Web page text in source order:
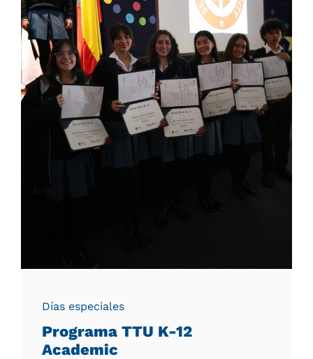
Días especiales
Programa TTU K-12
Academic